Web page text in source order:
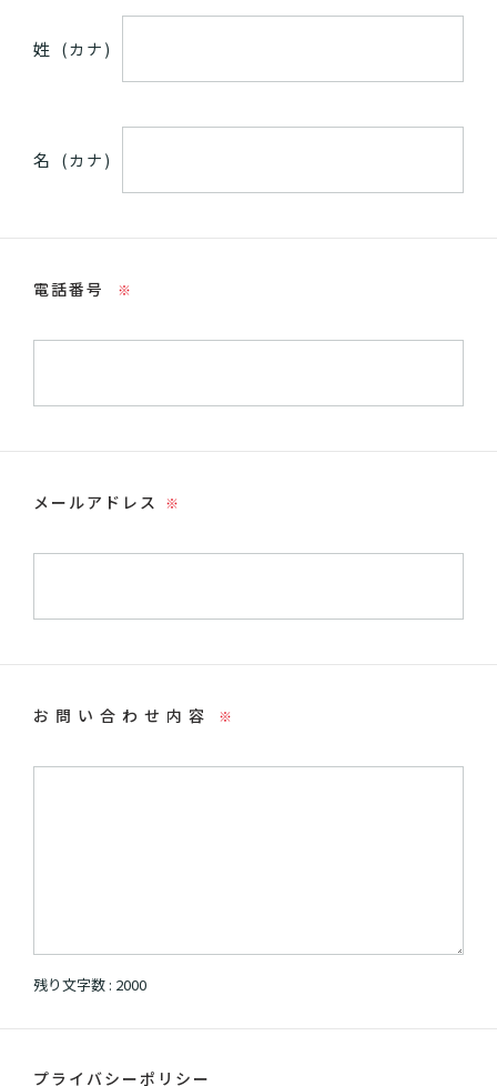
姓 (カナ)
名 (カナ)
電話番号 ※
メールアドレス ※
お問い合わせ内容 ※
残り文字数 : 2000
プライバシーポリシー